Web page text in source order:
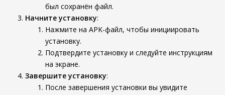
был сохранён файл.
Начните установку:
Нажмите на APK-файл, чтобы инициировать
установку.
Подтвердите установку и следуйте инструкциям
на экране.
Завершите установку:
После завершения установки вы увидите